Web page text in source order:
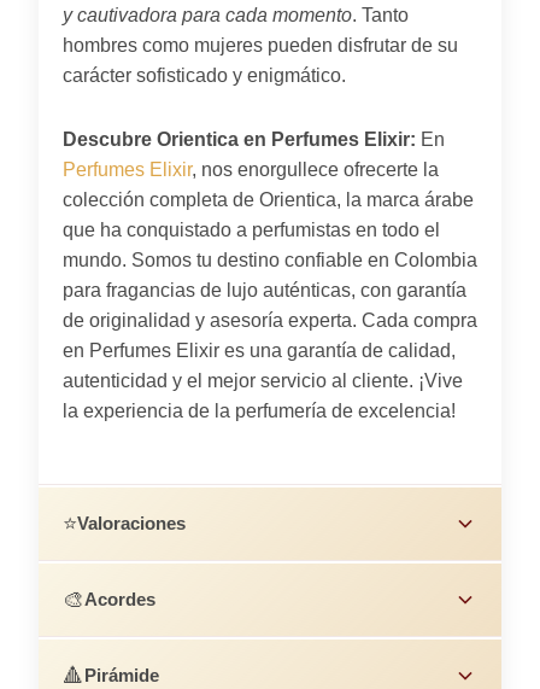
y cautivadora para cada momento. Tanto
hombres como mujeres pueden disfrutar de su
carácter sofisticado y enigmático.
Descubre Orientica en Perfumes Elixir: En
Perfumes Elixir, nos enorgullece ofrecerte la
colección completa de Orientica, la marca árabe
que ha conquistado a perfumistas en todo el
mundo. Somos tu destino confiable en Colombia
para fragancias de lujo auténticas, con garantía
de originalidad y asesoría experta. Cada compra
en Perfumes Elixir es una garantía de calidad,
autenticidad y el mejor servicio al cliente. ¡Vive
la experiencia de la perfumería de excelencia!
⭐Valoraciones
🎨Acordes
🔺Pirámide